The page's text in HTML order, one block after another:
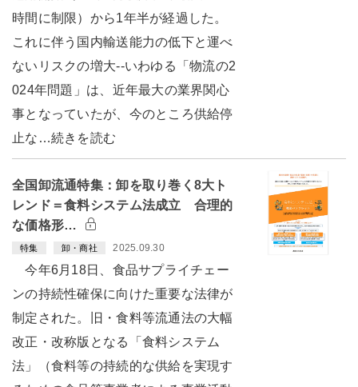
時間に制限）から1年半が経過した。
これに伴う国内輸送能力の低下と運べ
ないリスクの増大--いわゆる「物流の2
024年問題」は、近年最大の業界関心
事となっていたが、今のところ供給停
止な…続きを読む
全国卸流通特集：卸を取り巻く8大ト
レンド＝食料システム法成立 合理的
な価格形…
特集 卸・商社 2025.09.30
今年6月18日、食品サプライチェー
ンの持続性確保に向けた重要な法律が
制定された。旧・食料等流通法の大幅
改正・改称版となる「食料システム
法」（食料等の持続的な供給を実現す